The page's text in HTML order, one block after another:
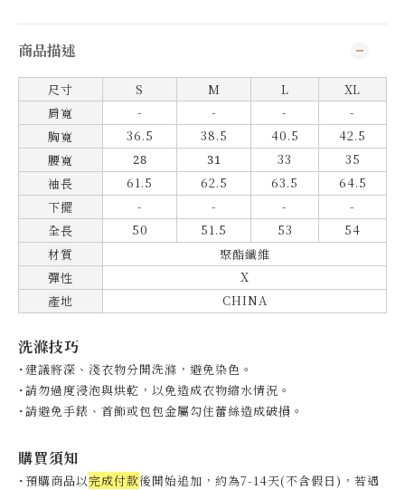
商品描述
尺寸 S M L XL
肩寬
- - -
-
胸寬
36.5 38.5 40.5
42.5
腰寬
28 31 33
35
袖長
61.5 62.5 63.5
64.5
下擺
- - -
-
全長
50 51.5 53
54
材質
聚酯纖維
彈性
X
產地
CHINA
洗滌技巧
˙建議將深、淺衣物分開洗滌，避免染色。
˙請勿過度浸泡與烘乾，以免造成衣物縮水情況。
˙請避免手錶、首飾或包包金屬勾住蕾絲造成破損。
購買須知
˙預購商品以完成付款後開始追加，約為7-14天(不含假日)， 若遇